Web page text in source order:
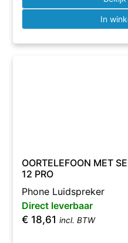
In
OORTELEFOON MET
12 PRO
Phone Luidspreker
Direct leverbaar
€ 18,61 incl. BTW